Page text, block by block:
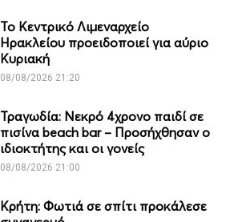
Το Κεντρικό Λιμεναρχείο
Ηρακλείου προειδοποιεί για αύριο
Κυριακή
08/08/2026 21:20
Τραγωδία: Νεκρό 4χρονο παιδί σε
πισίνα beach bar – Προσήχθησαν ο
ιδιοκτήτης και οι γονείς
08/08/2026 21:00
Κρήτη: Φωτιά σε σπίτι προκάλεσε